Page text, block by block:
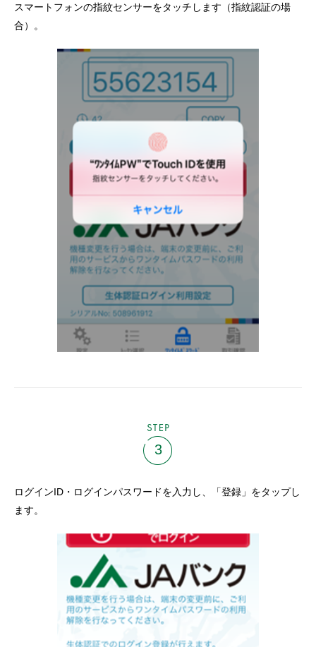
スマートフォンの指紋センサーをタッチします（指紋認証の場
合）。
3
ログインID・ログインパスワードを入力し、「登録」をタップし
ます。